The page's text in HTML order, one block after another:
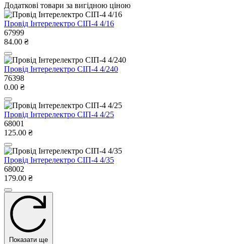
Додаткові товари за вигідною ціною
Провід Інтерелектро СІП-4 4/16
67999
84.00 ₴
Провід Інтерелектро СІП-4 4/240
76398
0.00 ₴
Провід Інтерелектро СІП-4 4/25
68001
125.00 ₴
Провід Інтерелектро СІП-4 4/35
68002
179.00 ₴
Показати ще